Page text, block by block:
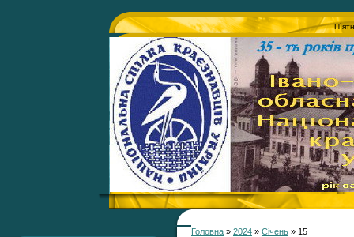
Головна » 2024 » Січень » 15